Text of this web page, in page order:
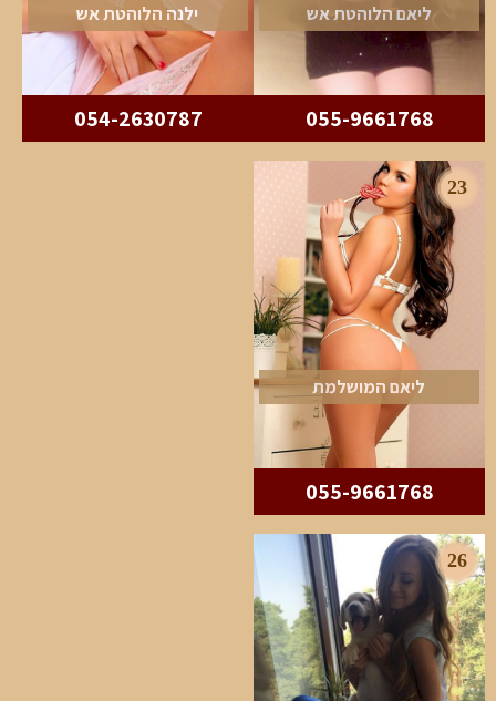
ליאם הלוהטת אש
055-9661768
ילנה הלוהטת אש
054-2630787
23
ליאם המושלמת
055-9661768
26